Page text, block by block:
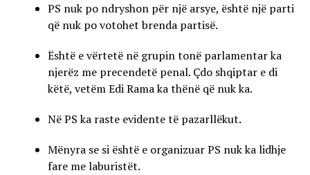
PS nuk po ndryshon për një arsye, është një parti
që nuk po votohet brenda partisë.
Është e vërtetë në grupin tonë parlamentar ka
njerëz me precendetë penal. Çdo shqiptar e di
këtë, vetëm Edi Rama ka thënë që nuk ka.
Në PS ka raste evidente të pazarllëkut.
Mënyra se si është e organizuar PS nuk ka lidhje
fare me laburistët.